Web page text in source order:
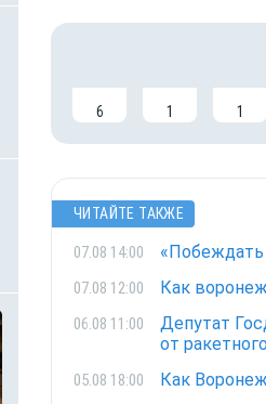
6 1 1
ЧИТАЙТЕ ТАКЖЕ
07.08 14:00 «Побеждать
07.08 12:00 Как
06.08 11:00
Депутат
от
05.08 18:00 Как